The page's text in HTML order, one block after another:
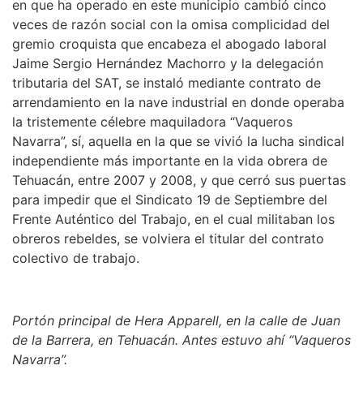
en que ha operado en este municipio cambió cinco
veces de razón social con la omisa complicidad del
gremio croquista que encabeza el abogado laboral
Jaime Sergio Hernández Machorro y la delegación
tributaria del SAT, se instaló mediante contrato de
arrendamiento en la nave industrial en donde operaba
la tristemente célebre maquiladora “Vaqueros
Navarra”, sí, aquella en la que se vivió la lucha sindical
independiente más importante en la vida obrera de
Tehuacán, entre 2007 y 2008, y que cerró sus puertas
para impedir que el Sindicato 19 de Septiembre del
Frente Auténtico del Trabajo, en el cual militaban los
obreros rebeldes, se volviera el titular del contrato
colectivo de trabajo.
Portón principal de Hera Apparell, en la calle de Juan
de la Barrera, en Tehuacán. Antes estuvo ahí “Vaqueros
Navarra”.